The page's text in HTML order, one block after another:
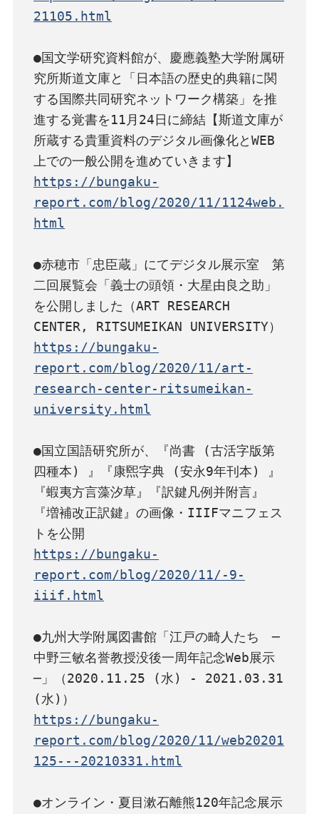
21105.html
●国文学研究資料館が、慶應義塾大学附属研
究所斯道文庫と「日本語の歴史的典籍に関
する国際共同研究ネットワーク構築」を推
進する覚書を11月24日に締結【斯道文庫が
所蔵する貴重資料のデジタル画像化とWEB
https://bungaku-
report.com/blog/2020/11/1124web.
html
●赤穂市「忠臣蔵」にてデジタル展示室　第
二回展覧会「義士の頭領・大星由良之助」
を公開しました（ART RESEARCH
https://bungaku-
report.com/blog/2020/11/art-
research-center-ritsumeikan-
university.html
●国立国語研究所が、『尚書 (古活字版第
四種本) 』『康煕字典 (安永9年刊本) 』
『蝦夷方言藻汐草』『訳鍵凡例并附言』
『増補改正訳鍵』の画像・IIIFマニフェス
https://bungaku-
report.com/blog/2020/11/-9-
iiif.html
●九州大学附属図書館「江戸の畸人たち　─
中野三敏名誉教授没後一周年記念Web展示
─」（2020.11.25 (水) - 2021.03.31
https://bungaku-
report.com/blog/2020/11/web20201
125---20210331.html
●オンライン・夏目漱石離熊120年記念展示